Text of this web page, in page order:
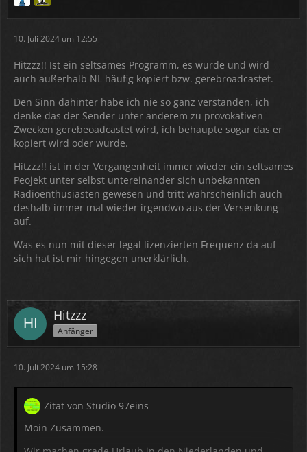
10. Juli 2024 um 12:55
Hitzzz!! Ist ein seltsames Programm, es wurde und wird
auch außerhalb NL häufig kopiert bzw. gerebroadcastet.
Den Sinn dahinter habe ich nie so ganz verstanden, ich
denke das der Sender unter anderem zu provokativen
Zwecken gerebeoadcastet wird, ich behaupte sogar das er
kopiert wird oder wurde.
Hitzzz!! ist in der Vergangenheit immer wieder ein seltsames
Peojekt unter selbst untereinander sich unbekannten
Radioenthusiasten gewesen und tritt wahrscheinlich auch
deshalb immer mal wieder irgendwo aus der Versenkung
auf.
Was es nun mit dieser legal lizenzierten Frequenz da auf
sich hat ist mir hingegen unerklärlich.
Hitzzz
Anfänger
10. Juli 2024 um 15:28
Zitat von Studio 97eins
Moin Zusammen.